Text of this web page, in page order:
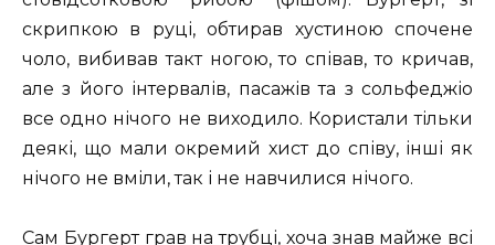
скрипкою в руці, обтирав хустиною спочене
чоло, вибивав такт ногою, то співав, то кричав,
але з його інтервалів, пасажів та з сольфеджіо
все одно нічого не виходило. Користали тільки
деякі, що мали окремий хист до співу, інші як
нічого не вміли, так і не навчилися нічого.
Сам Бургерт грав на трубці, хоча знав майже всі